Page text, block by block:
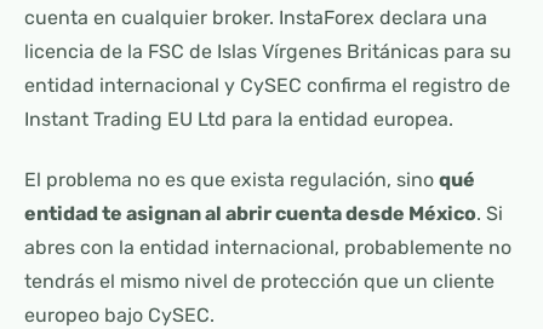
cuenta en cualquier broker. InstaForex declara una
licencia de la FSC de Islas Vírgenes Británicas para su
entidad internacional y CySEC confirma el registro de
Instant Trading EU Ltd para la entidad europea.
El problema no es que exista regulación, sino qué
entidad te asignan al abrir cuenta desde México. Si
abres con la entidad internacional, probablemente no
tendrás el mismo nivel de protección que un cliente
europeo bajo CySEC.